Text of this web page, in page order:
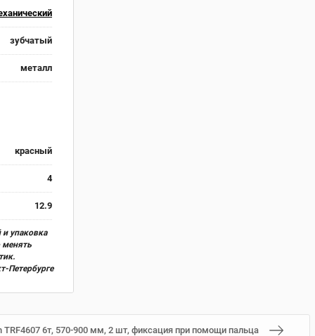
зубчатый
металл
красный
4
12.9
упаковка
менять
Петербурге
TRF4607 6т, 570-900 мм, 2 шт, фиксация при помощи пальца